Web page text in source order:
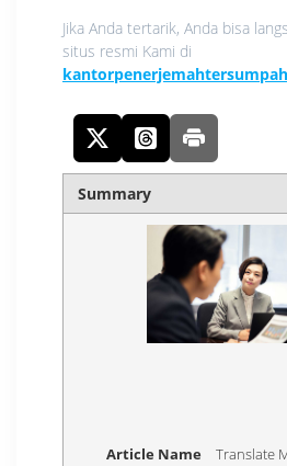
Jika Anda tertarik, Anda bisa
situs resmi Kami di
Summary
Article Name
Translate